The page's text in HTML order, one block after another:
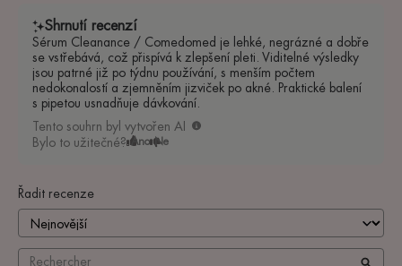
Shrnutí recenzí
Sérum Cleanance / Comedomed je lehké, negrázné a dobře
se vstřebává, což přispívá k zlepšení pleti. Viditelné výsledky
jsou patrné již po týdnu používání, s menším počtem
nedokonalostí a zjemněním jizviček po akné. Praktické balení
s pipetou usnadňuje dávkování.
Tento souhrn byl vytvořen AI
Bylo to užitečné? Ano Ne
Řadit recenze